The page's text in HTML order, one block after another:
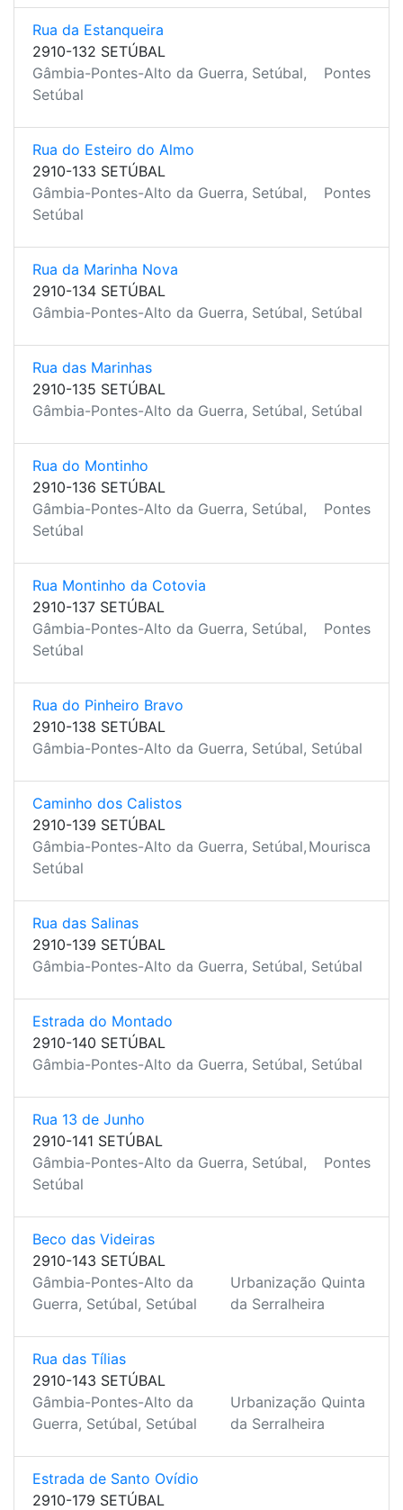
Rua da Estanqueira
2910-132 SETÚBAL
Gâmbia-Pontes-Alto da Guerra, Setúbal,
Setúbal
Pontes
Rua do Esteiro do Almo
2910-133 SETÚBAL
Gâmbia-Pontes-Alto da Guerra, Setúbal,
Setúbal
Pontes
Rua da Marinha Nova
2910-134 SETÚBAL
Gâmbia-Pontes-Alto da Guerra, Setúbal, Setúbal
Rua das Marinhas
2910-135 SETÚBAL
Gâmbia-Pontes-Alto da Guerra, Setúbal, Setúbal
Rua do Montinho
2910-136 SETÚBAL
Gâmbia-Pontes-Alto da Guerra, Setúbal,
Setúbal
Pontes
Rua Montinho da Cotovia
2910-137 SETÚBAL
Gâmbia-Pontes-Alto da Guerra, Setúbal,
Setúbal
Pontes
Rua do Pinheiro Bravo
2910-138 SETÚBAL
Gâmbia-Pontes-Alto da Guerra, Setúbal, Setúbal
Caminho dos Calistos
2910-139 SETÚBAL
Gâmbia-Pontes-Alto da Guerra, Setúbal,
Setúbal
Mourisca
Rua das Salinas
2910-139 SETÚBAL
Gâmbia-Pontes-Alto da Guerra, Setúbal, Setúbal
Estrada do Montado
2910-140 SETÚBAL
Gâmbia-Pontes-Alto da Guerra, Setúbal, Setúbal
Rua 13 de Junho
2910-141 SETÚBAL
Gâmbia-Pontes-Alto da Guerra, Setúbal,
Setúbal
Pontes
Beco das Videiras
2910-143 SETÚBAL
Gâmbia-Pontes-Alto da
Guerra, Setúbal, Setúbal
Urbanização Quinta
da Serralheira
Rua das Tílias
2910-143 SETÚBAL
Gâmbia-Pontes-Alto da
Guerra, Setúbal, Setúbal
Urbanização Quinta
da Serralheira
Estrada de Santo Ovídio
2910-179 SETÚBAL